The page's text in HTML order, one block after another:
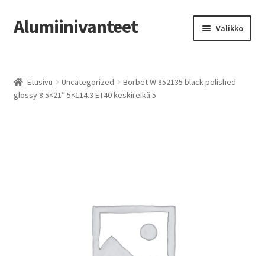
Siirry
navigointiin
Siirry
sisältöön
Alumiinivanteet Valikko
Kauppa
Etusivu Uncategorized
Borbet W 852135 black polished
glossy 8.5×21″ 5×114.3 ET40 keskireikä:5